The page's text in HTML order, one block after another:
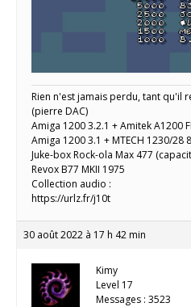
Rien n'est jamais perdu, tant qu'il
(pierre DAC)
Amiga 1200 3.2.1 + Amitek A1200
Amiga 1200 3.1 + MTECH 1230/28
Juke-box Rock-ola Max 477
Revox B77 MKII 1975
Collection audio :
https://urlz.fr/j10t
30 août 2022 à 17 h 42 min
Kimy
Level 17
Messages : 3523